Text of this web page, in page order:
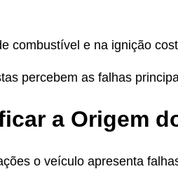
combustível e na ignição
percebem as falhas
a Origem
o veículo apresenta